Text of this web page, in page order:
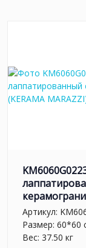
Артикул:
Размер: 60*60
Вес: 37.50 кг